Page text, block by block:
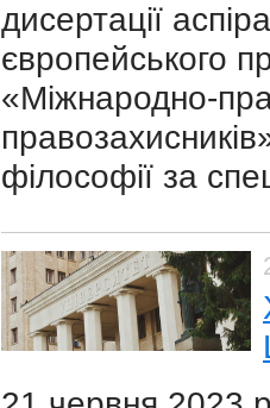
дисертації
європейського
«Міжнародно-
філософії за